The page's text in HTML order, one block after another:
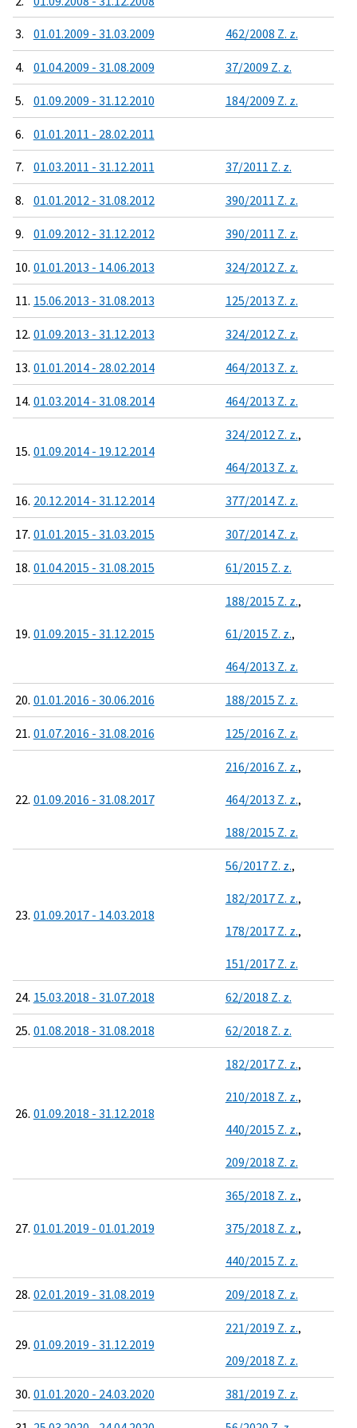
3. 01.01.2009 - 31.03.2009 462/2008 Z. z.
4. 01.04.2009 - 31.08.2009 37/2009 Z. z.
5. 01.09.2009 - 31.12.2010 184/2009 Z. z.
6. 01.01.2011 - 28.02.2011
7. 01.03.2011 - 31.12.2011 37/2011 Z. z.
8. 01.01.2012 - 31.08.2012 390/2011 Z. z.
9. 01.09.2012 - 31.12.2012 390/2011 Z. z.
10. 01.01.2013 - 14.06.2013 324/2012 Z. z.
11. 15.06.2013 - 31.08.2013 125/2013 Z. z.
12. 01.09.2013 - 31.12.2013 324/2012 Z. z.
13. 01.01.2014 - 28.02.2014 464/2013 Z. z.
14. 01.03.2014 - 31.08.2014 464/2013 Z. z.
15. 01.09.2014 - 19.12.2014
324/2012 Z. z.,
464/2013 Z. z.
16. 20.12.2014 - 31.12.2014 377/2014 Z. z.
17. 01.01.2015 - 31.03.2015 307/2014 Z. z.
18. 01.04.2015 - 31.08.2015 61/2015 Z. z.
19. 01.09.2015 - 31.12.2015
188/2015 Z. z.,
61/2015 Z. z.,
464/2013 Z. z.
20. 01.01.2016 - 30.06.2016 188/2015 Z. z.
21. 01.07.2016 - 31.08.2016 125/2016 Z. z.
22. 01.09.2016 - 31.08.2017
216/2016 Z. z.,
464/2013 Z. z.,
188/2015 Z. z.
23. 01.09.2017 - 14.03.2018
56/2017 Z. z.,
182/2017 Z. z.,
178/2017 Z. z.,
151/2017 Z. z.
24. 15.03.2018 - 31.07.2018 62/2018 Z. z.
25. 01.08.2018 - 31.08.2018 62/2018 Z. z.
26. 01.09.2018 - 31.12.2018
182/2017 Z. z.,
210/2018 Z. z.,
440/2015 Z. z.,
209/2018 Z. z.
27. 01.01.2019 - 01.01.2019
365/2018 Z. z.,
375/2018 Z. z.,
440/2015 Z. z.
28. 02.01.2019 - 31.08.2019 209/2018 Z. z.
29. 01.09.2019 - 31.12.2019
221/2019 Z. z.,
209/2018 Z. z.
30. 01.01.2020 - 24.03.2020 381/2019 Z. z.